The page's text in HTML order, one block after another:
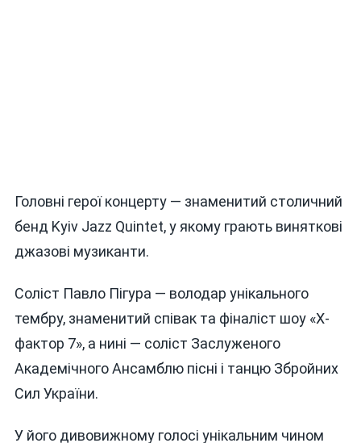
Головні герої концерту — знаменитий столичний
бенд Kyiv Jazz Quintet, у якому грають виняткові
джазові музиканти.
Соліст Павло Пігура — володар унікального
тембру, знаменитий співак та фіналіст шоу «Х-
фактор 7», а нині — соліст Заслуженого
Академічного Ансамблю пісні і танцю Збройних
Сил України.
У його дивовижному голосі унікальним чином